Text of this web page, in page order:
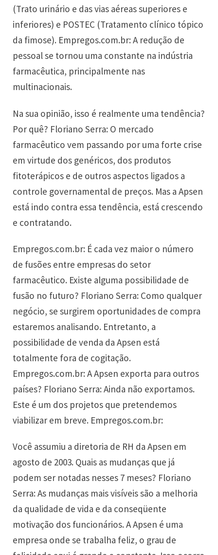
(Trato urinário e das vias aéreas superiores e
inferiores) e POSTEC (Tratamento clínico tópico
da fimose). Empregos.com.br: A redução de
pessoal se tornou uma constante na indústria
farmacêutica, principalmente nas
multinacionais.
Na sua opinião, isso é realmente uma tendência?
Por quê? Floriano Serra: O mercado
farmacêutico vem passando por uma forte crise
em virtude dos genéricos, dos produtos
fitoterápicos e de outros aspectos ligados a
controle governamental de preços. Mas a Apsen
está indo contra essa tendência, está crescendo
e contratando.
Empregos.com.br: É cada vez maior o número
de fusões entre empresas do setor
farmacêutico. Existe alguma possibilidade de
fusão no futuro? Floriano Serra: Como qualquer
negócio, se surgirem oportunidades de compra
estaremos analisando. Entretanto, a
possibilidade de venda da Apsen está
totalmente fora de cogitação.
Empregos.com.br: A Apsen exporta para outros
países? Floriano Serra: Ainda não exportamos.
Este é um dos projetos que pretendemos
viabilizar em breve. Empregos.com.br:
Você assumiu a diretoria de RH da Apsen em
agosto de 2003. Quais as mudanças que já
podem ser notadas nesses 7 meses? Floriano
Serra: As mudanças mais visíveis são a melhoria
da qualidade de vida e da conseqüente
motivação dos funcionários. A Apsen é uma
empresa onde se trabalha feliz, o grau de